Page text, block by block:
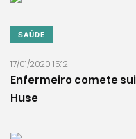
SAÚDE
17/01/2020 15:12
Enfermeiro comete
Huse